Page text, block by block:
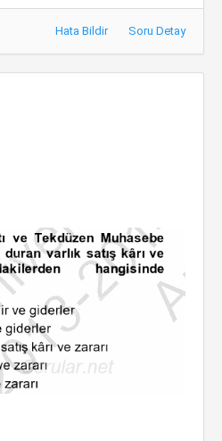
Hata Bildir Soru Detay